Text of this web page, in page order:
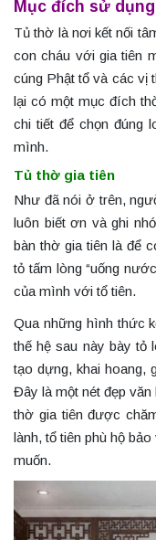
Mục đích sử
Tủ thờ là nơi kết nối
con cháu với gia tiên
cúng Phật tổ và các vị
lại có một mục đích
chi tiết để chọn đúng
mình.
Tủ thờ gia tiên
Như đã nói ở trên,
luôn biết ơn và ghi
bàn thờ gia tiên là để
tỏ tấm lòng “uống
của mình với tổ tiên.
Qua những hình thức
thế hệ sau này bày tỏ
tạo dựng, khai
Đây là một nét đẹp
thờ gia tiên được
lành, tổ tiên phù hộ
muốn.